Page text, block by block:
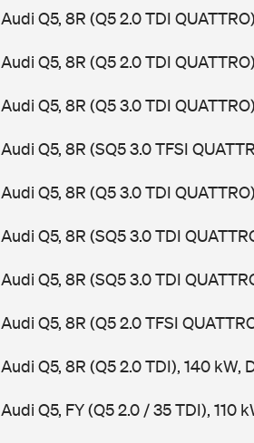
Audi Q5, 8R (Q5 2.0 TDI
Audi Q5, 8R (Q5 2.0 TDI
Audi Q5, 8R (Q5 3.0 TDI
Audi Q5, 8R (SQ5 3.0 TFSI
Audi Q5, 8R (Q5 3.0 TDI
Audi Q5, 8R (SQ5 3.0 TDI
Audi Q5, 8R (SQ5 3.0 TDI
Audi Q5, 8R (Q5 2.0 TFSI
Audi Q5, 8R (Q5 2.0 TDI), 140 kW,
Audi Q5, FY (Q5 2.0 / 35 TDI), 110